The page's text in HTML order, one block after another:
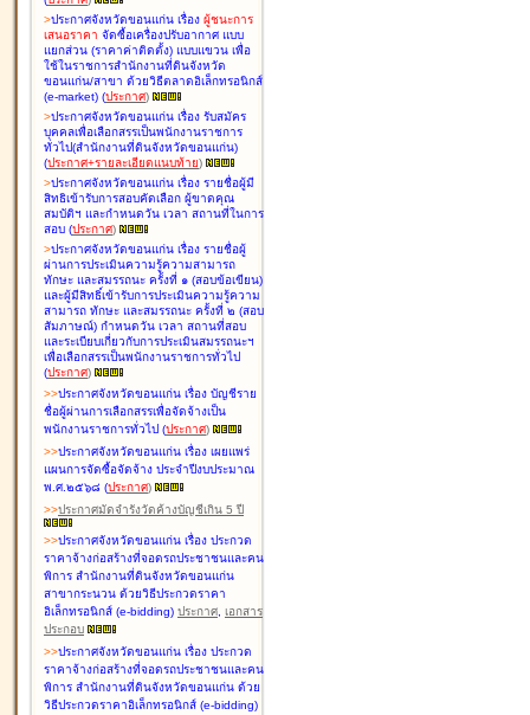
>ประกาศจังหวัดขอนแก่น เรื่อง ผู้ชนะการ
เสนอราคา จัดซื้อเครื่องปรับอากาศ แบบ
แยกส่วน (ราคาค่าติดตั้ง) แบบแขวน เพื่อ
ใช้ในราชการสำนักงานที่ดินจังหวัด
ขอนแก่น/สาขา ด้วยวิธีตลาดอิเล็กทรอนิกส์
(e-market) (ประกาศ)
>ประกาศจังหวัดขอนแก่น เรื่อง รับสมัคร
บุคคลเพื่อเลือกสรรเป็นพนักงานราชการ
ทั่วไป(สำนักงานที่ดินจังหวัดขอนแก่น)
(ประกาศ+รายละเอียดแนบท้าย)
>ประกาศจังหวัดขอนแก่น เรื่อง รายชื่อผู้มี
สิทธิเข้ารับการสอบคัดเลือก ผู้ขาดคุณ
สมบัติฯ และกำหนดวัน เวลา สถานที่ในการ
สอบ (ประกาศ)
>ประกาศจังหวัดขอนแก่น เรื่อง รายชื่อผู้
ผ่านการประเมินความรู้ความสามารถ
ทักษะ และสมรรถนะ ครั้งที่ ๑ (สอบข้อเขียน)
และผู้มีสิทธิ์เข้ารับการประเมินความรู้ความ
สามารถ ทักษะ และสมรรถนะ ครั้งที่ ๒ (สอบ
สัมภาษณ์) กำหนดวัน เวลา สถานที่สอบ
และระเบียบเกี่ยวกับการประเมินสมรรถนะฯ
เพื่อเลือกสรรเป็นพนักงานราชการทั่วไป
(ประกาศ)
>>ประกาศจังหวัดขอนแก่น เรื่อง บัญชีราย
ชื่อผู้ผ่านการเลือกสรรเพื่อจัดจ้างเป็น
พนักงานราชการทั่วไป (ประกาศ)
>>ประกาศจังหวัดขอนแก่น เรื่อง เผยแพร่
แผนการจัดซื้อจัดจ้าง ประจำปีงบประมาณ
พ.ศ.๒๕๖๘ (ประกาศ)
>>ประกาศมัดจำรังวัดค้างบัญชีเกิน 5 ปี
>>ประกาศจังหวัดขอนแก่น เรื่อง ประกวด
ราคาจ้างก่อสร้างที่จอดรถประชาชนและคน
พิการ สำนักงานที่ดินจังหวัดขอนแก่น
สาขากระนวน ด้วยวิธีประกวดราคา
อิเล็กทรอนิกส์ (e-bidding) ประกาศ, เอกสาร
ประกอบ
>>ประกาศจังหวัดขอนแก่น เรื่อง ประกวด
ราคาจ้างก่อสร้างที่จอดรถประชาชนและคน
พิการ สำนักงานที่ดินจังหวัดขอนแก่น ด้วย
วิธีประกวดราคาอิเล็กทรอนิกส์ (e-bidding)